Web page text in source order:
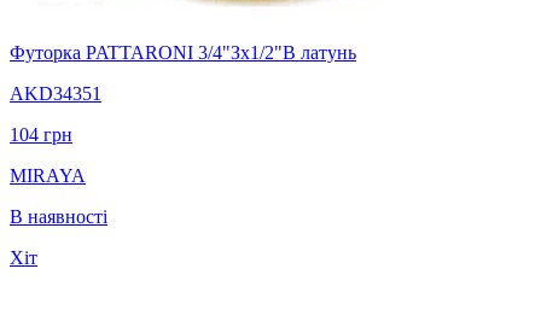
Футорка PATTARONI 3/4"Зх1/2"В латунь
AKD34351
104 грн
MIRAYA
В наявності
Хіт